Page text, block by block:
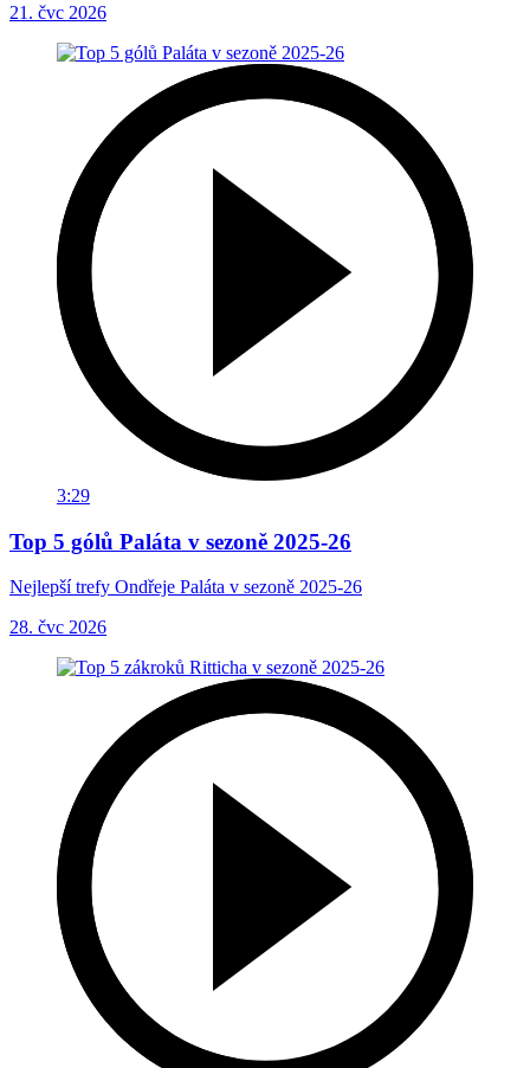
21. čvc 2026
3:29
Top 5 gólů Paláta v sezoně 2025-26
Nejlepší trefy Ondřeje Paláta v sezoně 2025-26
28. čvc 2026